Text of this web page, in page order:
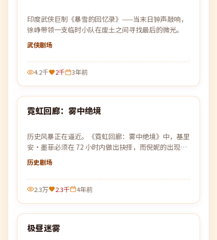
印度武侠巨制《暴雪的回忆录》——当末日钟声敲响，
徐峥带领一支临时小队在废土之间寻找最后的微光。
武侠剧场
4.2千 2千 3年前
最新
99:24
霓虹回廊：雾中绝境
历史风暴正在逼近。《霓虹回廊：雾中绝境》中，基里
安·墨菲必须在 72 小时内做出抉择，而倪妮的出现让
所有计划被彻底打乱。
历史剧场
2.3万 2.3千 4年前
最新
99:23
极昼迷雾